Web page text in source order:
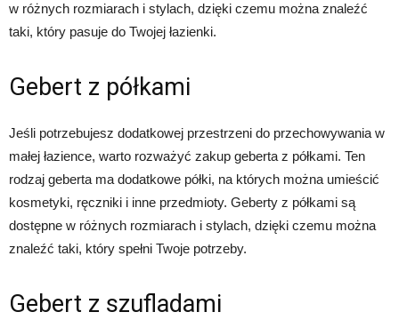
w różnych rozmiarach i stylach, dzięki czemu można znaleźć
taki, który pasuje do Twojej łazienki.
Gebert z półkami
Jeśli potrzebujesz dodatkowej przestrzeni do przechowywania w
małej łazience, warto rozważyć zakup geberta z półkami. Ten
rodzaj geberta ma dodatkowe półki, na których można umieścić
kosmetyki, ręczniki i inne przedmioty. Geberty z półkami są
dostępne w różnych rozmiarach i stylach, dzięki czemu można
znaleźć taki, który spełni Twoje potrzeby.
Gebert z szufladami